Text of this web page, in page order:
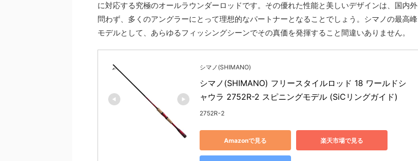
に対応する究極のオールラウンダーロッドです。その優れた性能と美しいデザインは、国内外
問わず、多くのアングラーにとって理想的なパートナーとなることでしょう。シマノの最高峰
モデルとして、あらゆるフィッシングシーンでその真価を発揮すること間違いありません。
シマノ(SHIMANO)
シマノ(SHIMANO) フリースタイルロッド 18 ワールドシ
ャウラ 2752R-2 スピニングモデル (SiCリングガイド)
2752R-2
Amazonで見る 楽天市場で見る